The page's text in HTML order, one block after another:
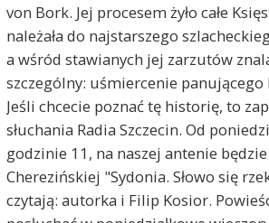
von Bork. Jej procesem żyło całe
należała do najstarszego
a wśród stawianych jej zarzutów
szczególny: uśmiercenie panującego
Jeśli chcecie poznać tę historię, to
słuchania Radia Szczecin. Od
godzinie 11, na naszej antenie
Cherezińskiej "Sydonia. Słowo się
czytają: autorka i Filip Kosior.